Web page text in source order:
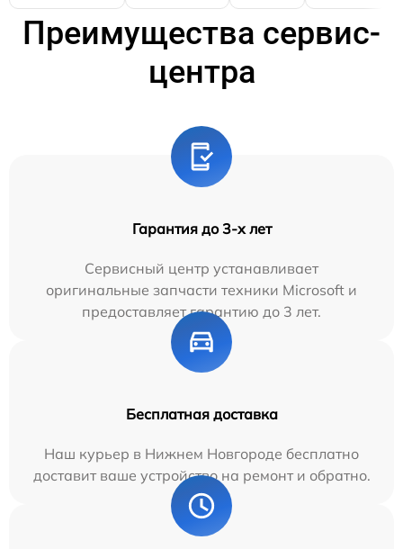
Преимущества сервис-
центра
Гарантия до 3-х лет
Сервисный центр устанавливает
оригинальные запчасти техники Microsoft и
предоставляет гарантию до 3 лет.
Бесплатная доставка
Наш курьер в Нижнем Новгороде бесплатно
доставит ваше устройство на ремонт и обратно.